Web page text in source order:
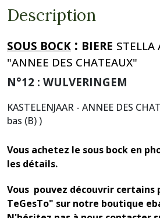
Description
SOUS BOCK : BIERE STELLA
"ANNEE DES CHATEAUX"
N°12 : WULVERINGEM
KASTELENJAAR - ANNEE DES
bas (B) )
Vous achetez le sous bock en
les détails.
Vous pouvez découvrir certains
TeGesTo" sur notre boutique